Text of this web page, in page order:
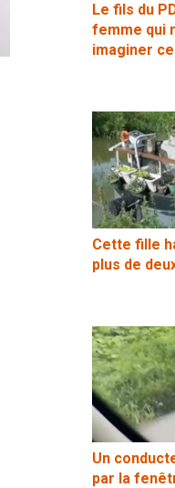
Le fils du
femme qui
imaginer
Cette fille
plus de
Un
par la